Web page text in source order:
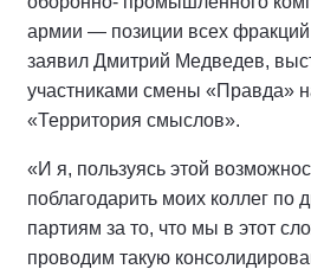
армии — позиции всех
заявил Дмитрий Медведев,
участниками смены «Правда»
«Территория смыслов».
«И я, пользуясь этой
поблагодарить моих коллег по
партиям за то, что мы в этот
проводим такую